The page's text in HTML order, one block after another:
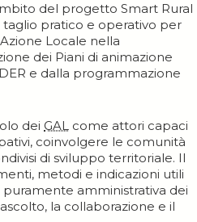
del progetto Smart Rural
taglio pratico e operativo per
Locale nella
dei Piani di animazione
e dalla programmazione
dei GAL come attori capaci
coinvolgere le comunità
di sviluppo territoriale. Il
metodi e indicazioni utili
amministrativa dei
la collaborazione e il